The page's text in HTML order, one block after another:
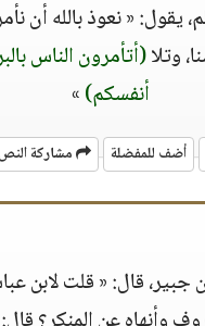
يقول: « نعوذ بالله أن
وتلا(أتأمرون الناس
أنفسكم)»
أضف للمفضلة مشاركة النص
قال: « قلت لابن